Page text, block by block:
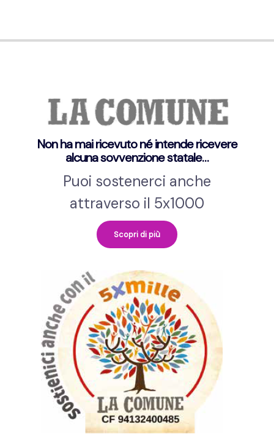
Non ha mai ricevuto né intende ricevere
alcuna sovvenzione statale…
Puoi sostenerci anche
attraverso il 5x1000
Scopri di più